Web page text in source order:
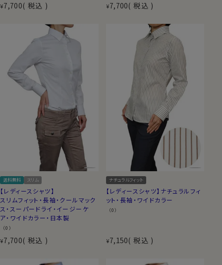
¥7,700 税込 ¥7,700 税込
送料無料 スリム
【レディースシャツ】
スリムフィット・長袖・クールマック
ス・スーパードライ・イージーケ
ア・ワイドカラー・日本製
（0）
¥7,700 税込
ナチュラルフィット
【レディースシャツ】ナチュラルフィ
ット・長袖・ワイドカラー
（0）
¥7,150 税込